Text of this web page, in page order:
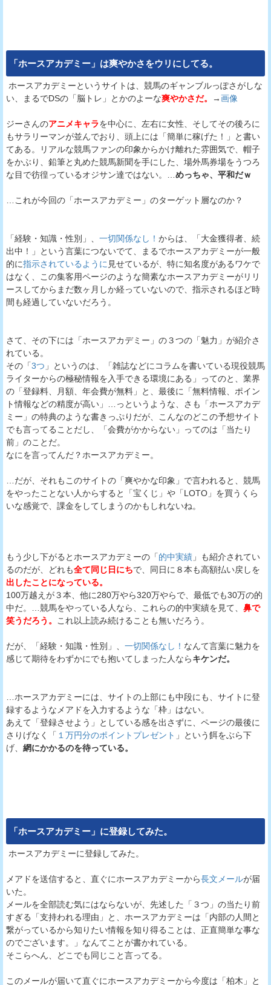
「ホースアカデミー 」は爽やかさをウリにしてる。
ホースアカデミーというサイトは、競馬のギャンブルっぽさがしな
い、まるでDSの「脳トレ」とかのよーな爽やかさだ。 →画像
ジーさんのアニメキャラを中心に、左右に女性、そしてその後ろに
もサラリーマンが並んでおり、頭上には「簡単に稼げた！」と書い
てある。リアルな競馬ファンの印象からかけ離れた雰囲気で、帽子
をかぶり、鉛筆と丸めた競馬新聞を手にした、場外馬券場をうつろ
な目で彷徨っているオジサン達ではない。… めっちゃ、平和だｗ
…これが今回の「ホースアカデミー」のターゲット層なのか？
「経験・知識・性別」、 一切関係なし！ からは、「大金獲得者、続
出中！」という言葉につないでて、まるでホースアカデミーが一般
的に指示されているように 見せているが、特に知名度があるワケで
はなく、この集客用ページのような簡素なホースアカデミーがリリ
ースしてからまだ数ヶ月しか経っていないので、指示されるほど時
間も経過していないだろう。
さて、その下には「ホースアカデミー」の３つの「魅力」が紹介さ
れている。
その「3つ 」というのは、「雑誌などにコラムを書いている現役競馬
ライターからの極秘情報を入手できる環境にある」ってのと、業界
の「登録料、月額、年会費が無料」と、最後に「無料情報、ポイン
ト情報などの精度が高い」…っというような、さも「ホースアカデ
ミー」の特典のような書きっぷりだが、こんなのどこの予想サイト
でも言ってることだし、「会費がかからない」ってのは「当たり
前」のことだ。
なにを言ってんだ？ホースアカデミー。
…だが、それもこのサイトの「爽やかな印象」で言われると、競馬
をやったことない人からすると「宝くじ」や「LOTO」を買うくら
いな感覚で、課金をしてしまうのかもしれないね。
もう少し下がるとホースアカデミーの「的中実績 」も紹介されてい
るのだが、どれも全て同じ日にちで、同日に８本も高額払い戻しを
出したことになっている。
100万越えが３本、他に280万やら320万やらで、最低でも30万の的
中だ。…競馬をやっている人なら、これらの的中実績を見て、 鼻で
笑うだろう。
これ以上読み続けることも無いだろう。
だが、「経験・知識・性別」、 一切関係なし！ なんて言葉に魅力を
感じて期待をわずかにでも抱いてしまった人ならキケンだ。
…ホースアカデミーには、サイトの上部にも中段にも、サイトに登
録するようなメアドを入力するような「枠」はない。
あえて「登録させよう」としている感を出さずに、ページの最後に
さりげなく「 １万円分のポイントプレゼント 」という餌をぶら下
げ、 網にかかるのを待っている。
「ホースアカデミー 」に登録してみた。
ホースアカデミーに登録してみた。
メアドを送信すると、直ぐにホースアカデミーから長文メールが届
いた。
メールを全部読む気にはならないが、先述した「３つ」の当たり前
すぎる「支持われる理由」と、ホースアカデミーは「内部の人間と
繋がっているから知りたい情報を知り得ることは、正直簡単な事な
のでございます。」なんてことが書かれている。
そこらへん、どこでも同じこと言ってる。
このメールが届いて直ぐにホースアカデミーから今度は「柏木」と